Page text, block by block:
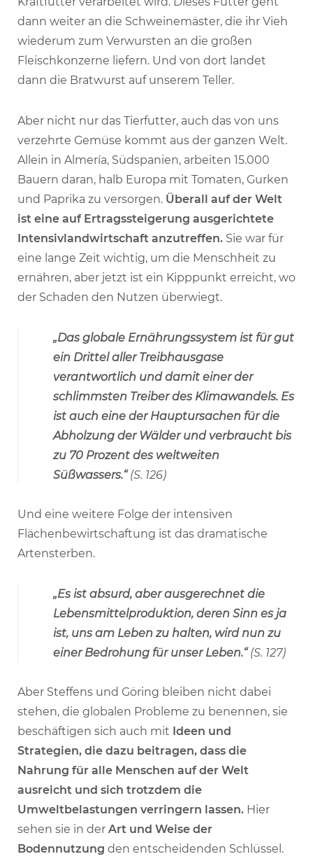
dann weiter an die Schweinemäster, die ihr Vieh
wiederum zum Verwursten an die großen
Fleischkonzerne liefern. Und von dort landet
dann die Bratwurst auf unserem Teller.
Aber nicht nur das Tierfutter, auch das von uns
verzehrte Gemüse kommt aus der ganzen Welt.
Allein in Almería, Südspanien, arbeiten 15.000
Bauern daran, halb Europa mit Tomaten, Gurken
und Paprika zu versorgen. Überall auf der Welt
ist eine auf Ertragssteigerung ausgerichtete
Intensivlandwirtschaft anzutreffen. Sie war für
eine lange Zeit wichtig, um die Menschheit zu
ernähren, aber jetzt ist ein Kipppunkt erreicht, wo
der Schaden den Nutzen überwiegt.
„Das globale Ernährungssystem ist für gut
ein Drittel aller Treibhausgase
verantwortlich und damit einer der
schlimmsten Treiber des Klimawandels. Es
ist auch eine der Hauptursachen für die
Abholzung der Wälder und verbraucht bis
zu 70 Prozent des weltweiten
Süßwassers.“ (S. 126)
Und eine weitere Folge der intensiven
Flächenbewirtschaftung ist das dramatische
Artensterben.
„Es ist absurd, aber ausgerechnet die
Lebensmittelproduktion, deren Sinn es ja
ist, uns am Leben zu halten, wird nun zu
einer Bedrohung für unser Leben.“ (S. 127)
Aber Steffens und Göring bleiben nicht dabei
stehen, die globalen Probleme zu benennen, sie
beschäftigen sich auch mit Ideen und
Strategien, die dazu beitragen, dass die
Nahrung für alle Menschen auf der Welt
ausreicht und sich trotzdem die
Umweltbelastungen verringern lassen. Hier
sehen sie in der Art und Weise der
Bodennutzung den entscheidenden Schlüssel.